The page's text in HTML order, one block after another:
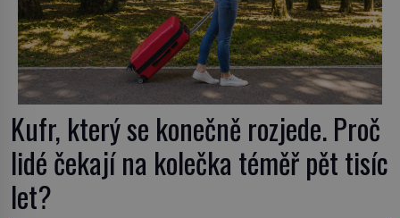
Kufr, který se konečně rozjede. Proč
lidé čekají na kolečka téměř pět tisíc
let?